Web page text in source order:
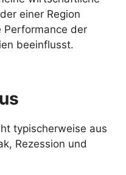
einer Region
der
beeinflusst.
typischerweise aus
Rezession und